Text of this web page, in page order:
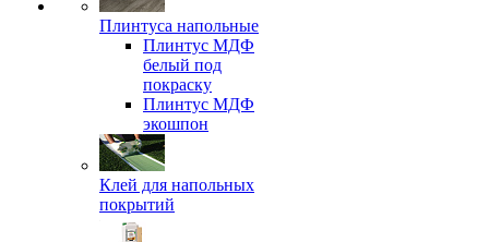
Плинтуса напольные
Плинтус МДФ
белый под
покраску
Плинтус МДФ
экошпон
Клей для напольных
покрытий